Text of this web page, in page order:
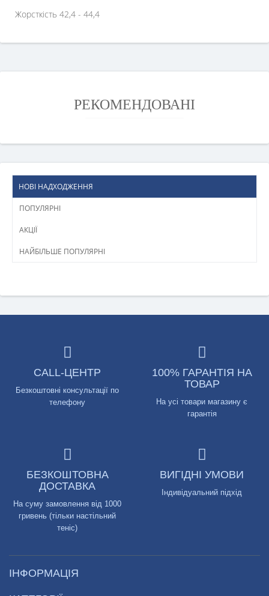
Жорсткість 42,4 - 44,4
РЕКОМЕНДОВАНІ
НОВІ НАДХОДЖЕННЯ
ПОПУЛЯРНІ
АКЦІЇ
НАЙБІЛЬШЕ ПОПУЛЯРНІ
CALL-ЦЕНТР
Безкоштовні консультації по
телефону
100% ГАРАНТІЯ НА
ТОВАР
На усі товари магазину є
гарантія
БЕЗКОШТОВНА
ДОСТАВКА
На суму замовлення від 1000
гривень (тільки настільний
теніс)
ВИГІДНІ УМОВИ
Індивідуальний підхід
ІНФОРМАЦІЯ